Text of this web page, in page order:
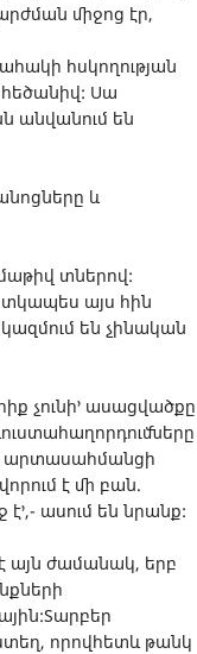
միջոց էր,
հսկողության
Սա
անվանում են
և
տներով:
այս հին
են չինական
չունի՚ ասացվածքը
արտասահմանցի
է մի բան.
ասում են նրանք:
այն ժամանակ, երբ
որովհետև թանկ